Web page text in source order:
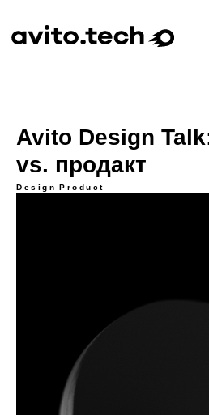
Avito Design
vs. продакт
Design Product